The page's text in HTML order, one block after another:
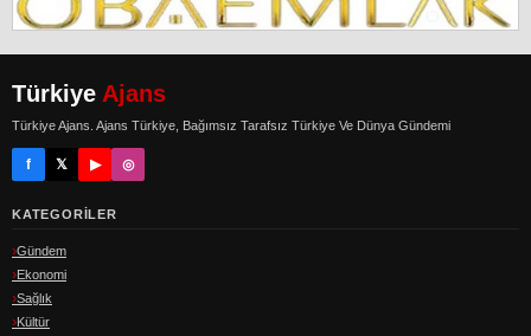
Türkiye Ajans
Türkiye Ajans. Ajans Türkiye, Bağımsız Tarafsız Türkiye Ve Dünya Gündemi
f 𝕏 ▶ ◎
KATEGORILER
Gündem
Ekonomi
Sağlık
Kültür